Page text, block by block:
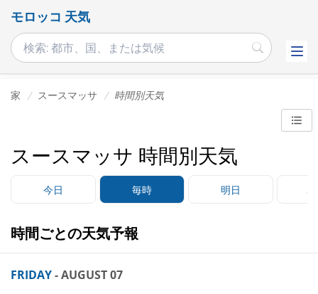
モロッコ 天気
家 スースマッサ 時間別天気
スースマッサ 時間別天気
今日 毎時 明日 3
時間ごとの天気予報
FRIDAY- AUGUST 07